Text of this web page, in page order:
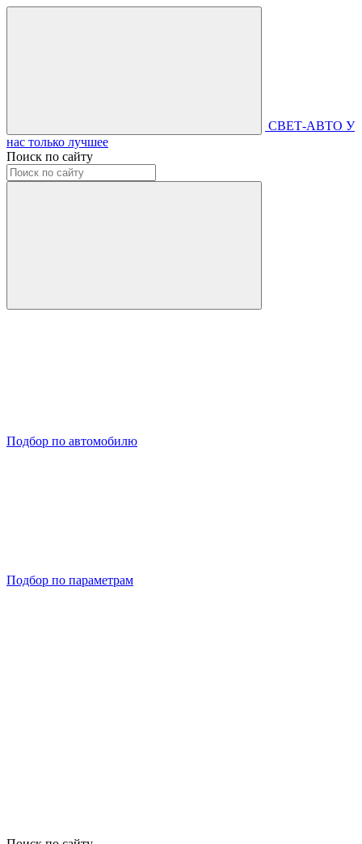
СВЕТ-АВТО У
нас только лучшее
Поиск по сайту
Подбор по автомобилю
Подбор по параметрам